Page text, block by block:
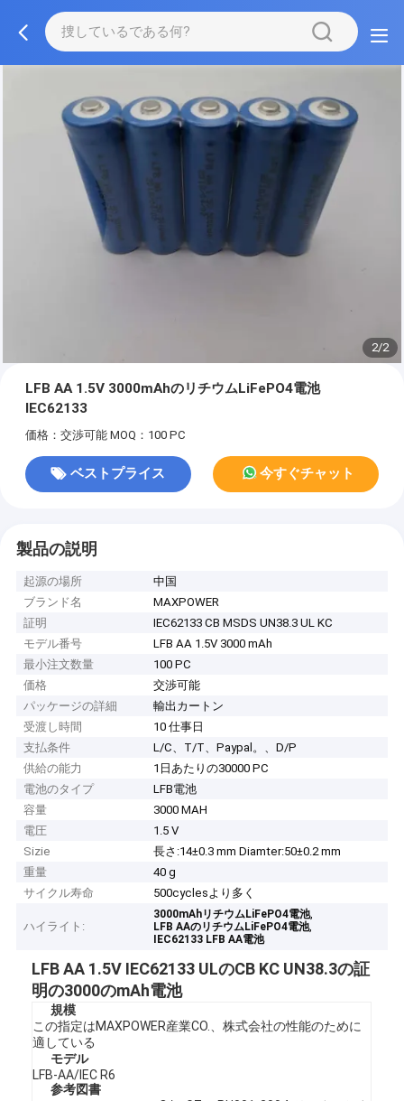
2/2
LFB AA 1.5V 3000mAhのリチウムLiFePO4電池
IEC62133
価格：交渉可能 MOQ：100 PC
ベストプライス 今すぐチャット
製品の説明
起源の場所
中国
ブランド名
MAXPOWER
証明
IEC62133 CB MSDS UN38.3 UL KC
モデル番号
LFB AA 1.5V 3000 mAh
最小注文数量
100 PC
価格
交渉可能
パッケージの詳細
輸出カートン
受渡し時間
10 仕事日
支払条件
L/C、T/T、Paypal。、D/P
供給の能力
1日あたりの30000 PC
電池のタイプ
LFB電池
容量
3000 MAH
電圧
1.5 V
Sizie
長さ:14±0.3 mm Diamter:50±0.2 mm
重量
40 g
サイクル寿命
500cyclesより多く
ハイライト:
3000mAhリチウムLiFePO4電池,
LFB AAのリチウムLiFePO4電池,
IEC62133 LFB AA電池
LFB AA 1.5V IEC62133 ULのCB KC UN38.3の証
明の3000のmAh電池
規模
この指定はMAXPOWER産業CO.、株式会社の性能のために
適している
モデル
LFB-AA/IEC R6
参考図書